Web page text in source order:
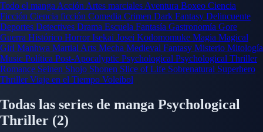
Todo el mangaAcciónArtes marcialesAventura Boxeo Ciencia
Ficción Ciencia ficción Comedia Crimen Dark Fantasy Delincuente
Deportes Detectives Drama Escuela Fantasía Gastronomía Gore
Guerra Histórico HorrorIsekai Josei Kodomomuke Magia Magical
Girl Manhwa Martial Arts Mecha Medieval Fantasy Misterio Mitología
Music Política Post-Apocalyptic Psychological Psychological Thriller
Romance Seinen Shojo Shonen Slice of Life Sobrenatural Superhero
ThrillerViaje en el Tiempo Voleibol
Todas las series de manga Psychological
Thriller (2)